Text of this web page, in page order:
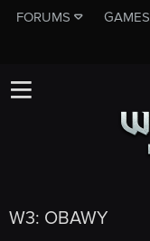
FORUMS GAMES
W3: OBAWY